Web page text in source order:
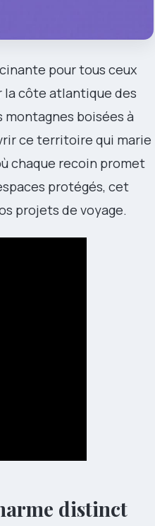
pour tous ceux
la côte atlantique des
boisées à
ce territoire qui marie
chaque recoin promet
protégés, cet
projets de voyage.
distinct